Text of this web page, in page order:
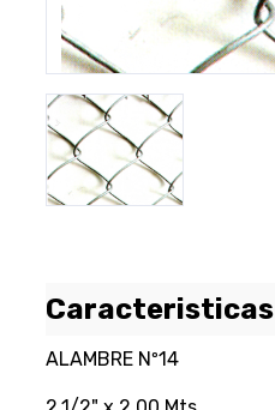
Caracteristicas
ALAMBRE Nº14